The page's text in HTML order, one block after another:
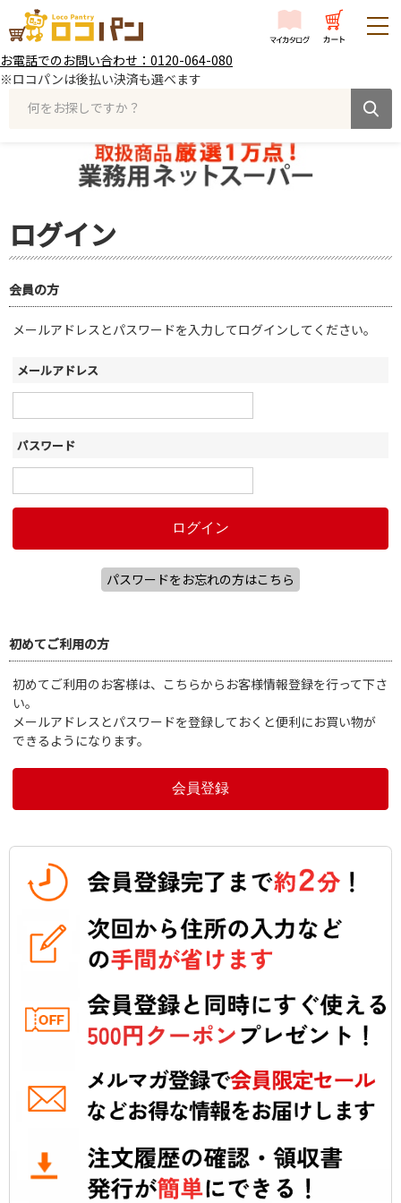
お電話でのお問い合わせ：0120-064-080
※ロコパンは後払い決済も選べます
何をお探しですか？
ログイン
会員の方
メールアドレスとパスワードを入力してログインしてください。
メールアドレス
パスワード
パスワードをお忘れの方はこちら
初めてご利用の方
初めてご利用のお客様は、こちらからお客様情報登録を行って下さ
い。
メールアドレスとパスワードを登録しておくと便利にお買い物が
できるようになります。